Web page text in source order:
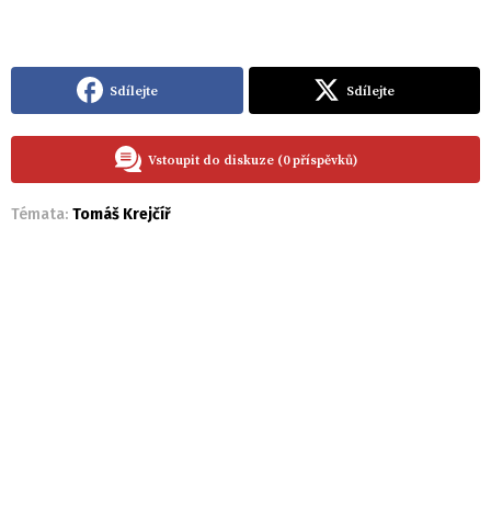
Sdílejte Sdílejte
Vstoupit do diskuze (0 příspěvků)
Témata: Tomáš Krejčíř